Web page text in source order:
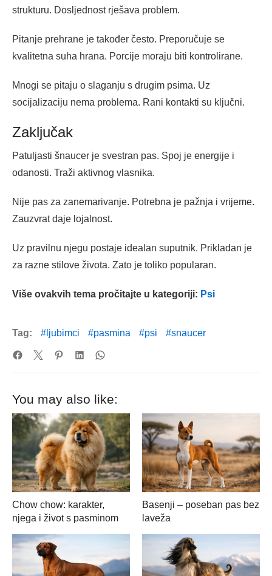
strukturu. Dosljednost rješava problem.
Pitanje prehrane je također često. Preporučuje se
kvalitetna suha hrana. Porcije moraju biti kontrolirane.
Mnogi se pitaju o slaganju s drugim psima. Uz
socijalizaciju nema problema. Rani kontakti su ključni.
Zaključak
Patuljasti šnaucer je svestran pas. Spoj je energije i
odanosti. Traži aktivnog vlasnika.
Nije pas za zanemarivanje. Potrebna je pažnja i vrijeme.
Zauzvrat daje lojalnost.
Uz pravilnu njegu postaje idealan suputnik. Prikladan je
za razne stilove života. Zato je toliko popularan.
Više ovakvih tema pročitajte u kategoriji: Psi
Tag: ljubimci pasmina psi snaucer
You may also like:
Chow chow: karakter,
njega i život s pasminom
Basenji – poseban pas bez
laveža